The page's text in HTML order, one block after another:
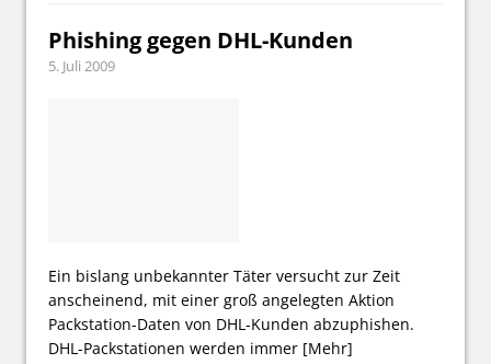
Phishing gegen DHL-Kunden
5. Juli 2009
Ein bislang unbekannter Täter versucht zur Zeit
anscheinend, mit einer groß angelegten Aktion
Packstation-Daten von DHL-Kunden abzuphishen.
DHL-Packstationen werden immer [Mehr]